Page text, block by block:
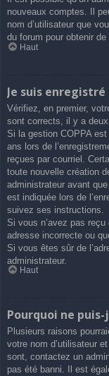
nouveaux comptes. Il
nom d’utilisateur que
du forum pour obtenir de
Haut
Je suis
Vérifiez, en premier,
sont corrects, il y a
Si la gestion COPPA
ans lors de
reçues par courriel.
toute nouvelle création
administrateur avant
est indiquée lors de
suivez ses instructions.
Si vous n’avez pas
adresse incorrecte ou
Si vous êtes sûr de
administrateur.
Haut
Pourquoi ne
Plusieurs raisons
votre nom d’utilisateur
sont, contactez un
pas été banni. Il est